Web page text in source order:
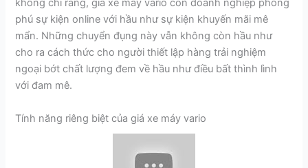
không chỉ ráng, giá xe máy vario còn doanh nghiệp phong
phú sự kiện online với hầu như sự kiện khuyến mãi mê
mẩn. Những chuyển đụng này vẫn không còn hầu như
cho ra cách thức cho người thiết lập hàng trải nghiệm
ngoại bớt chất lượng đem về hầu như điều bất thình lình
với đam mê.
Tính năng riêng biệt của giá xe máy vario